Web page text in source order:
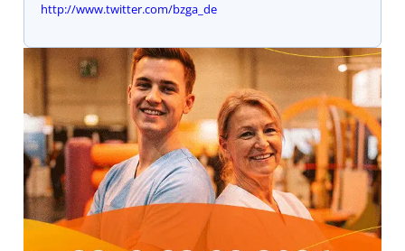
http://www.twitter.com/bzga_de